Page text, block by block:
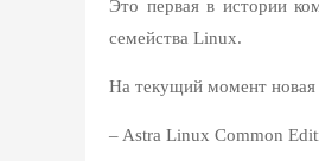
Это первая в истории
семейства Linux.
На текущий момент новая
– Astra Linux Common